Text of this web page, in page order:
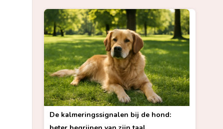
De kalmeringssignalen bij de hond: